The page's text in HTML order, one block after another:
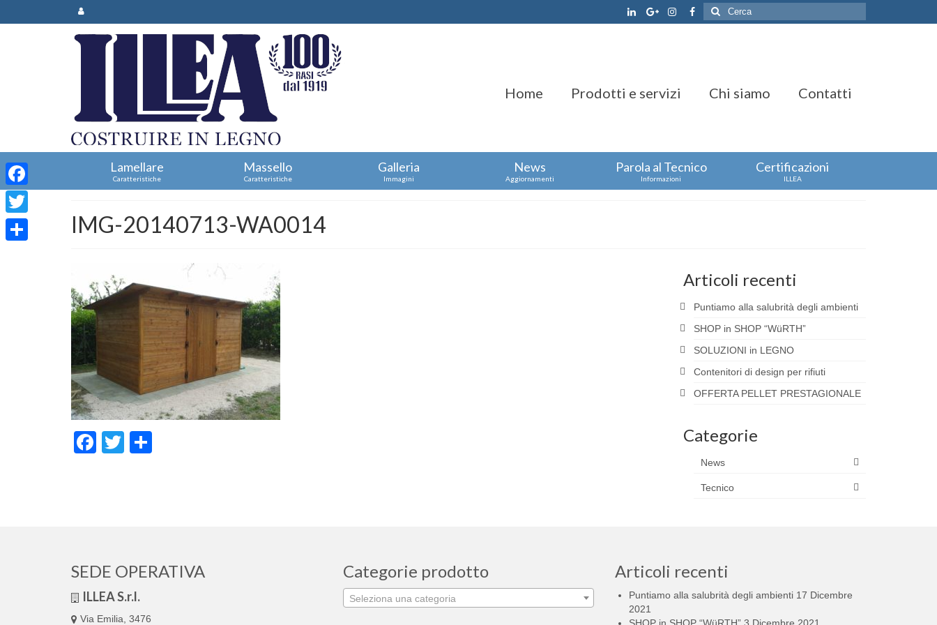
Cerca:
Home Prodotti e servizi Chi siamo Contatti
Lamellare
Caratteristiche
Massello
Caratteristiche
Galleria
Immagini
News
Aggiornamenti
Parola al Tecnico
Informazioni
Certificazioni
ILLEA
IMG-20140713-WA0014
Facebook
Twitter
Articoli recenti
Puntiamo alla salubrità degli ambienti
SHOP in SHOP “WüRTH”
SOLUZIONI in LEGNO
Contenitori di design per rifiuti
OFFERTA PELLET PRESTAGIONALE
Categorie
News
Tecnico
SEDE OPERATIVA
ILLEA S.r.l.
Via Emilia, 3476
Categorie prodotto
Seleziona una categoria
Articoli recenti
Puntiamo alla salubrità degli ambienti 17 Dicembre
2021
Facebook
Twitter